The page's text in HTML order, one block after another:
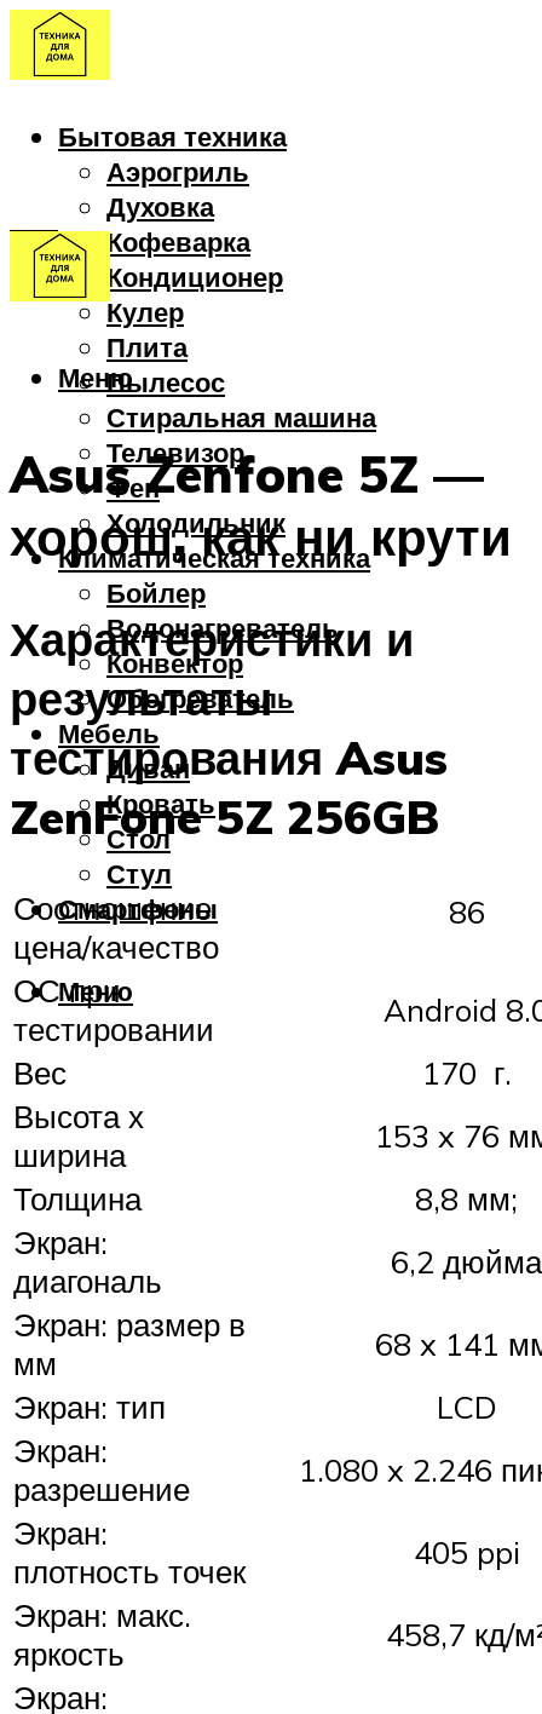
Бытовая техника
Аэрогриль
Духовка
Кофеварка
Кондиционер
Кулер
Плита
Пылесос
Стиральная машина
Телевизор
Фен
Холодильник
Климатическая техника
Бойлер
Водонагреватель
Конвектор
Обогреватель
Мебель
Диван
Кровать
Стол
Стул
Смартфоны
Меню
Меню
Asus Zenfone 5Z —
хорош, как ни крути
Характеристики и
результаты
тестирования Asus
ZenFone 5Z 256GB
Соотношение
цена/качество
86
ОС при
тестировании
Android
Вес
170 г.
Высота х
ширина
153 x 76
Толщина
8,8 мм;
Экран:
диагональ
6,2 дюйма
Экран: размер в
мм
68 x 141
Экран: тип
LCD
Экран:
разрешение
1.080 x 2.246
Экран:
плотность точек
405 ppi
Экран: макс.
яркость
458,7 кд/
Экран: